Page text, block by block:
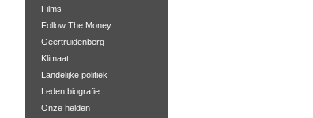
Films
Follow The Money
Geertruidenberg
Klimaat
Landelijke politiek
Leden biografie
Onze helden